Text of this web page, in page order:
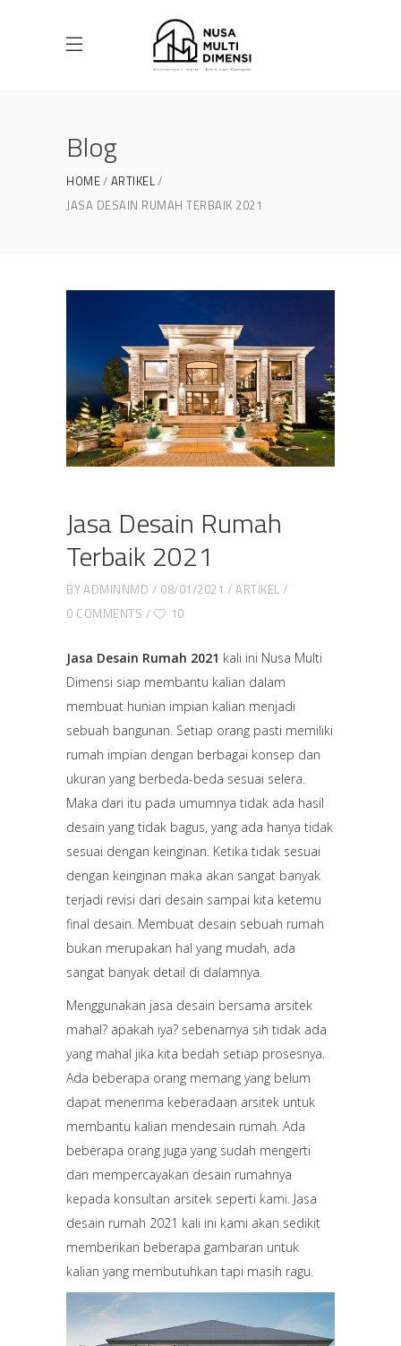
Blog
HOME ARTIKEL
JASA DESAIN RUMAH TERBAIK 2021
Jasa Desain Rumah
Terbaik 2021
BYADMINNMD 08/01/2021
ARTIKEL
0 COMMENTS
10
Jasa Desain Rumah 2021 kali ini Nusa Multi
Dimensi siap membantu kalian dalam
membuat hunian impian kalian menjadi
sebuah bangunan. Setiap orang pasti memiliki
rumah impian dengan berbagai konsep dan
ukuran yang berbeda-beda sesuai selera.
Maka dari itu pada umumnya tidak ada hasil
desain yang tidak bagus, yang ada hanya tidak
sesuai dengan keinginan. Ketika tidak sesuai
dengan keinginan maka akan sangat banyak
terjadi revisi dari desain sampai kita ketemu
final desain. Membuat desain sebuah rumah
bukan merupakan hal yang mudah, ada
sangat banyak detail di dalamnya.
Menggunakan jasa desain bersama arsitek
mahal? apakah iya? sebenarnya sih tidak ada
yang mahal jika kita bedah setiap prosesnya.
Ada beberapa orang memang yang belum
dapat menerima keberadaan arsitek untuk
membantu kalian mendesain rumah. Ada
beberapa orang juga yang sudah mengerti
dan mempercayakan desain rumahnya
kepada konsultan arsitek seperti kami. Jasa
desain rumah 2021 kali ini kami akan sedikit
memberikan beberapa gambaran untuk
kalian yang membutuhkan tapi masih ragu.